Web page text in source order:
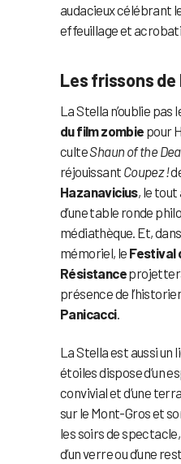
audacieux célébrant
effeuillage et
Les frissons
La Stella n’oublie pas
du film zombie pour
culteShaun of the
réjouissant Coupez !
Hazanavicius, le tout
d’une table ronde
médiathèque. Et,
mémoriel, le Festival
Résistance
présence de
Panicacci.
La Stella est aussi un
étoiles dispose d’un
convivial et d’une
sur le Mont-Gros et
les soirs de
d’un verre ou d’une